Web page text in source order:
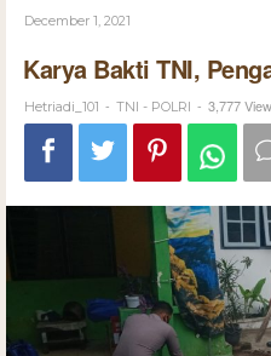
December 1, 2021
Karya Bakti TNI,
Hetriadi_101 - TNI - POLRI - 3,777